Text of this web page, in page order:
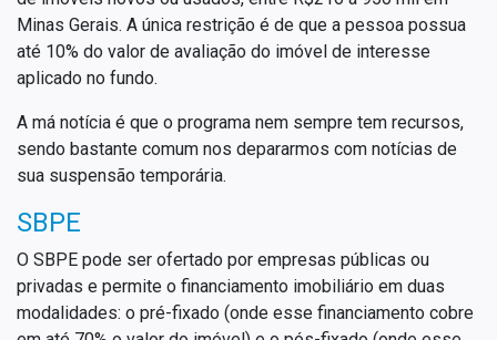
Minas Gerais. A única restrição é de que a pessoa possua
até 10% do valor de avaliação do imóvel de interesse
aplicado no fundo.
A má notícia é que o programa nem sempre tem recursos,
sendo bastante comum nos depararmos com notícias de
sua suspensão temporária.
SBPE
O SBPE pode ser ofertado por empresas públicas ou
privadas e permite o financiamento imobiliário em duas
modalidades: o pré-fixado (onde esse financiamento cobre